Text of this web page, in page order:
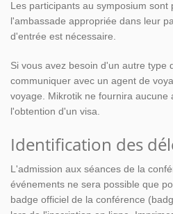
Les participants au symposium sont
l'ambassade appropriée dans leur
d'entrée est nécessaire.
Si vous avez besoin d'un autre type
communiquer avec un agent de
voyage. Mikrotik ne fournira aucune
l'obtention d'un visa.
Identification des
L'admission aux séances de la
événements ne sera possible que
badge officiel de la conférence